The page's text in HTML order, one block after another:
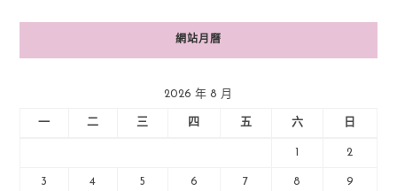
網站月曆
2026 年 8 月
一 二 三 四 五 六 日
2
3 4 5 6 7 8 9